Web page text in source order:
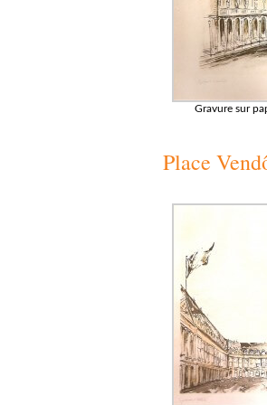
Gravure sur
Place